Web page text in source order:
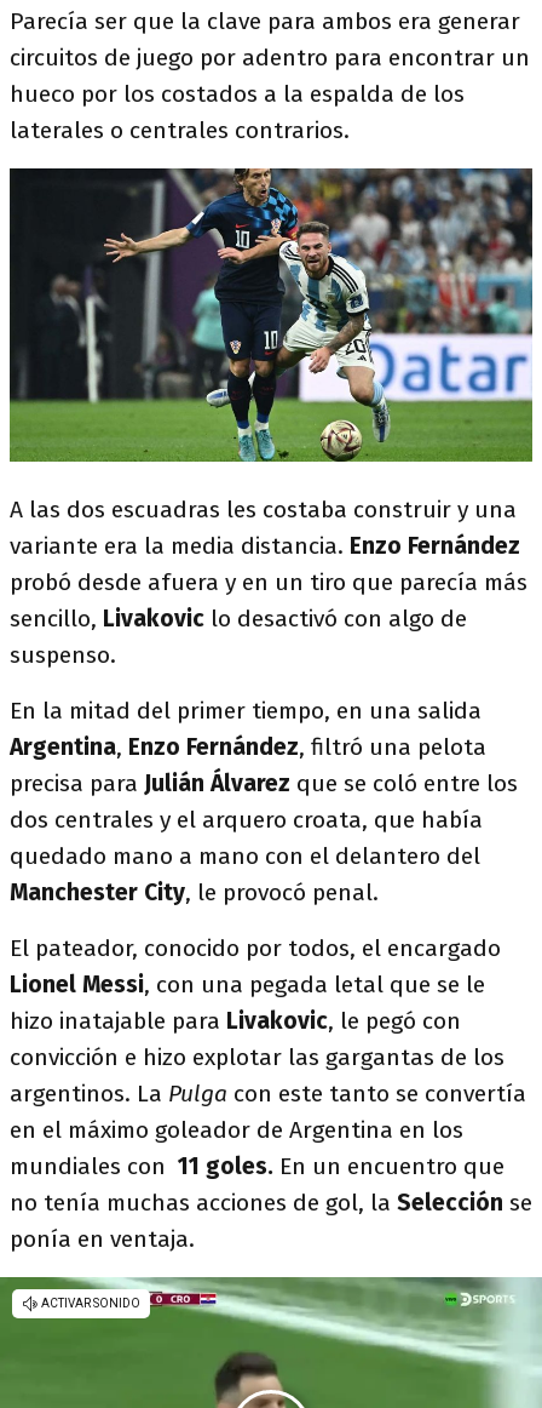
Parecía ser que la clave para ambos era generar
circuitos de juego por adentro para encontrar un
hueco por los costados a la espalda de los
laterales o centrales contrarios.
A las dos escuadras les costaba construir y una
variante era la media distancia. Enzo Fernández
probó desde afuera y en un tiro que parecía más
sencillo, Livakovic lo desactivó con algo de
suspenso.
En la mitad del primer tiempo, en una salida
Argentina, Enzo Fernández, filtró una pelota
precisa para Julián Álvarez que se coló entre los
dos centrales y el arquero croata, que había
quedado mano a mano con el delantero del
Manchester City, le provocó penal.
El pateador, conocido por todos, el encargado
Lionel Messi, con una pegada letal que se le
hizo inatajable para Livakovic, le pegó con
convicción e hizo explotar las gargantas de los
argentinos. La Pulga con este tanto se convertía
en el máximo goleador de Argentina en los
mundiales con 11 goles. En un encuentro que
no tenía muchas acciones de gol, la Selección se
ponía en ventaja.